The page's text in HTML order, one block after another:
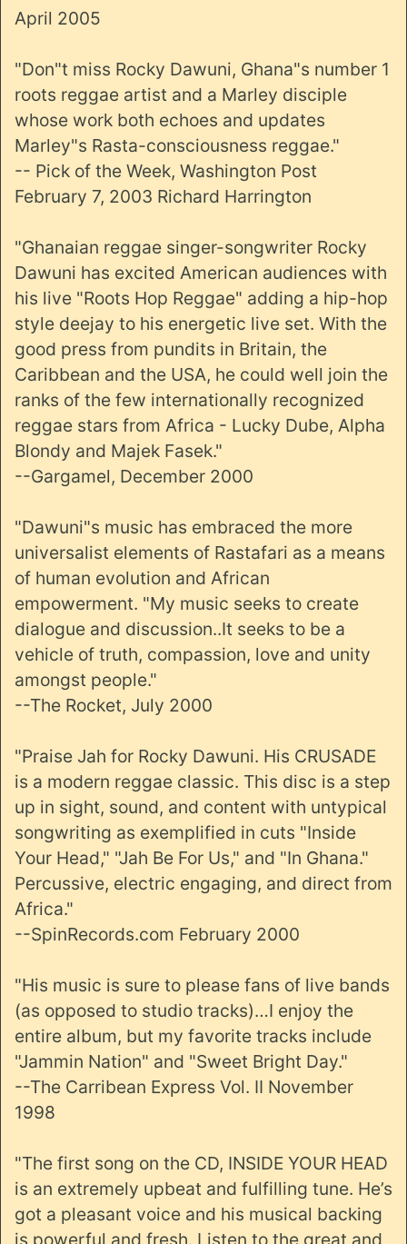
April 2005
"Don"t miss Rocky Dawuni, Ghana"s number 1
roots reggae artist and a Marley disciple
whose work both echoes and updates
Marley"s Rasta-consciousness reggae."
-- Pick of the Week, Washington Post
February 7, 2003 Richard Harrington
"Ghanaian reggae singer-songwriter Rocky
Dawuni has excited American audiences with
his live "Roots Hop Reggae" adding a hip-hop
style deejay to his energetic live set. With the
good press from pundits in Britain, the
Caribbean and the USA, he could well join the
ranks of the few internationally recognized
reggae stars from Africa - Lucky Dube, Alpha
Blondy and Majek Fasek."
--Gargamel, December 2000
"Dawuni"s music has embraced the more
universalist elements of Rastafari as a means
of human evolution and African
empowerment. "My music seeks to create
dialogue and discussion..It seeks to be a
vehicle of truth, compassion, love and unity
amongst people."
--The Rocket, July 2000
"Praise Jah for Rocky Dawuni. His CRUSADE
is a modern reggae classic. This disc is a step
up in sight, sound, and content with untypical
songwriting as exemplified in cuts "Inside
Your Head," "Jah Be For Us," and "In Ghana."
Percussive, electric engaging, and direct from
Africa."
--SpinRecords.com February 2000
"His music is sure to please fans of live bands
(as opposed to studio tracks)…I enjoy the
entire album, but my favorite tracks include
"Jammin Nation" and "Sweet Bright Day."
--The Carribean Express Vol. II November
1998
"The first song on the CD, INSIDE YOUR HEAD
is an extremely upbeat and fulfilling tune. He’s
got a pleasant voice and his musical backing
is powerful and fresh. Listen to the great and